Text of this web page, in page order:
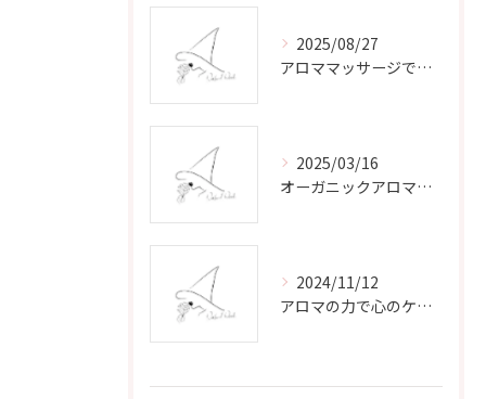
2025/08/27
アロママッサージで叶える心身リラックスと健康維持の新習慣ガイド
2025/03/16
オーガニックアロマで心と体を癒す
2024/11/12
アロマの力で心のケアをする方法